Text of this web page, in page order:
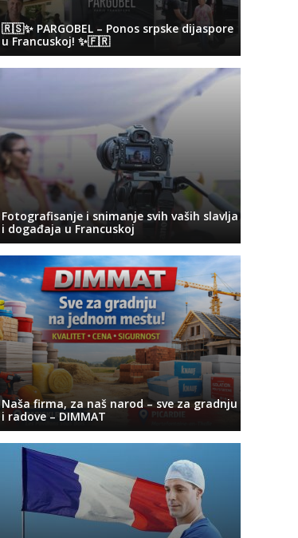
🇷🇸✨ PARGOBEL – Ponos srpske dijaspore
u Francuskoj! ✨🇫🇷
Fotografisanje i snimanje svih vaših slavlja
i događaja u Francuskoj
Naša firma, za naš narod – sve za gradnju
i radove – DIMMAT